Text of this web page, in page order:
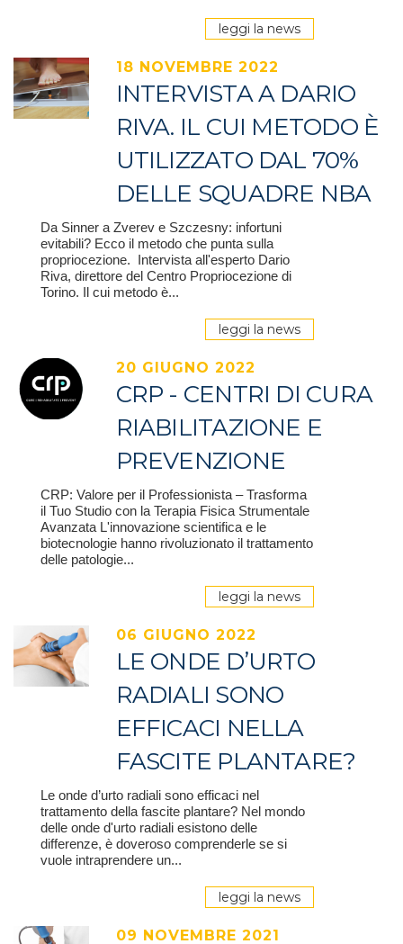
leggi la news
18 NOVEMBRE 2022
INTERVISTA A DARIO
RIVA. IL CUI METODO È
UTILIZZATO DAL 70%
DELLE SQUADRE NBA
Da Sinner a Zverev e Szczesny: infortuni
evitabili? Ecco il metodo che punta sulla
propriocezione. Intervista all'esperto Dario
Riva, direttore del Centro Propriocezione di
Torino. Il cui metodo è...
leggi la news
20 GIUGNO 2022
CRP - CENTRI DI CURA
RIABILITAZIONE E
PREVENZIONE
CRP: Valore per il Professionista – Trasforma
il Tuo Studio con la Terapia Fisica Strumentale
Avanzata L'innovazione scientifica e le
biotecnologie hanno rivoluzionato il trattamento
delle patologie...
leggi la news
06 GIUGNO 2022
LE ONDE D’URTO
RADIALI SONO
EFFICACI NELLA
FASCITE PLANTARE?
Le onde d’urto radiali sono efficaci nel
trattamento della fascite plantare? Nel mondo
delle onde d'urto radiali esistono delle
differenze, è doveroso comprenderle se si
vuole intraprendere un...
leggi la news
09 NOVEMBRE 2021